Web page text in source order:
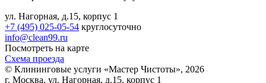
ул. Нагорная, д.15, корпус 1
+7 (495) 025-05-54 круглосуточно
info@clean99.ru
Посмотреть на карте
Схема проезда
© Клининговые услуги «Мастер Чистоты», 2026
г. Москва, ул. Нагорная, д.15, корпус 1